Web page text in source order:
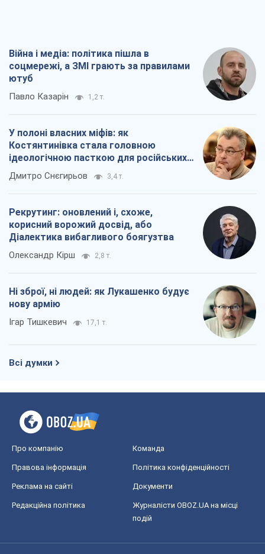
Війна і медіа: політика пішла в
соцмережі, а ЗМІ грають за правилами
ютуб
Павло Казарін 1,2 т.
У полоні власних міфів: як
Костянтинівка стала головною
ідеологічною пасткою для російських
окупантів
Дмитро Снєгирьов 3,4 т.
Рекрутинг: оновлений і, схоже,
корисний ворожий досвід, або
Діалектика вибагливого боягузтва
Олександр Кірш 2,8 т.
Ні зброї, ні людей: як Лукашенко будує
нову армію
Ігар Тишкевич 17,1 т.
Всі думки
Про компанію Команда
Правова інформація Політика конфіденційності
Реклама на сайті Документи
Редакційна політика
Журналісти OBOZ.UA на місці
подій